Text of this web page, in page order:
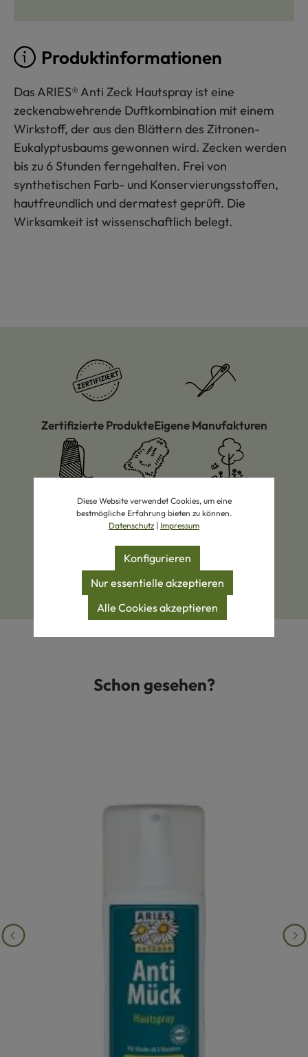
Produktinformationen
Das ARIES® Anti Zeck Hautspray ist eine
zeckenabwehrende Duftkombination mit einem
Wirkstoff, der aus den Blättern des Zitronen-
Eukalyptusbaums gewonnen wird. Zecken werden
bis zu 6 Stunden ferngehalten. Frei von
synthetischen Farb- und Konservierungsstoffen,
hautfreundlich und dermatest geprüft. Die
Wirksamkeit ist wissenschaftlich belegt.
Zertifizierte ProdukteEigene Manufakturen
Bio-WolleSchaffell-SpezialistÖko-Pionier
Eigener HofladenPersönliche Beratung
Produktgalerie überspringenSchon gesehen?
Diese Website verwendet Cookies, um eine
bestmögliche Erfahrung bieten zu können.
Datenschutz | Impressum
Nur essentielle akzeptieren
Konfigurieren
Alle Cookies akzeptieren